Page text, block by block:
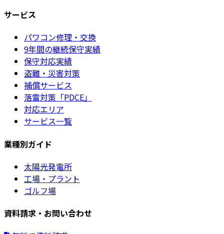
サービス
パワコン修理・交換
9年間の継続保守実績
保守対応実績
盗難・災害対策
補償サービス
落雷対策「PDCE」
対応エリア
サービス一覧
業種別ガイド
太陽光発電所
工場・プラント
ゴルフ場
資料請求・お問い合わせ